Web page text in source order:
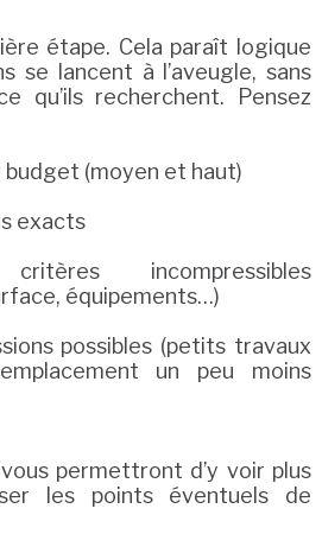
étape. Cela paraît logique
se lancent à l’aveugle, sans
qu’ils recherchent. Pensez
(moyen et haut)
exacts
incompressibles
équipements…)
possibles (petits travaux
un peu moins
permettront d’y voir plus
les points éventuels de